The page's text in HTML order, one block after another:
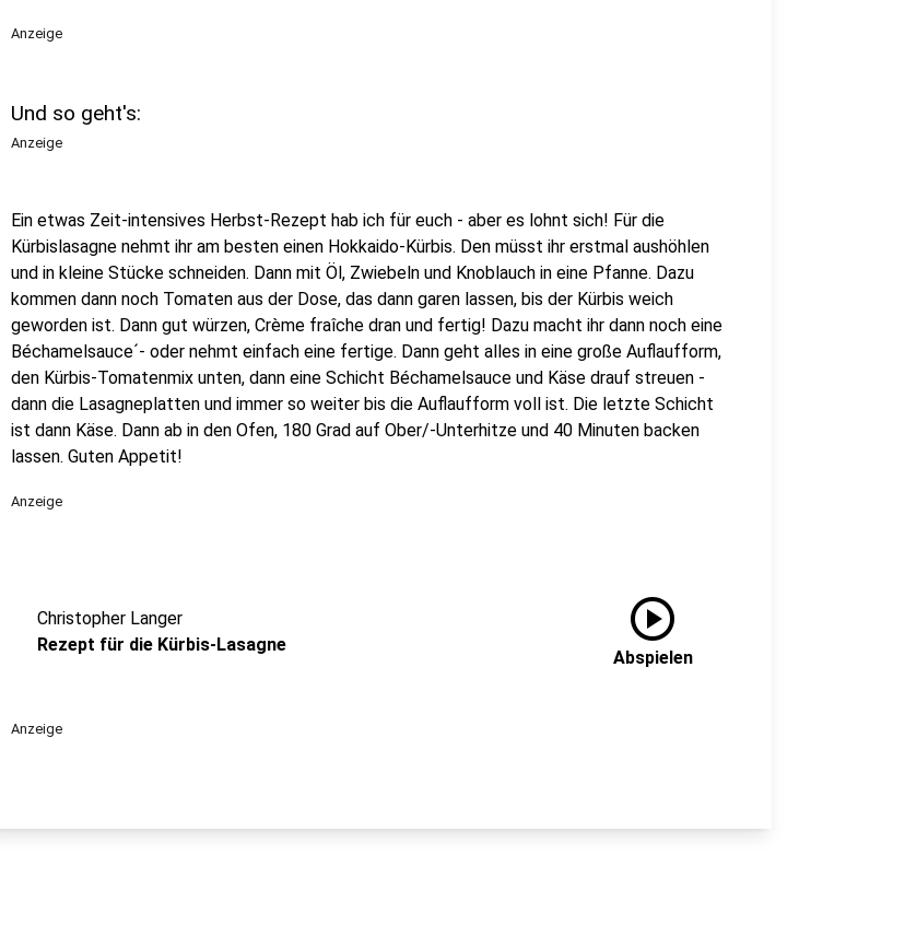
Anzeige
Und so geht's:
Anzeige
Ein etwas Zeit-intensives Herbst-Rezept hab ich für euch - aber es lohnt sich! Für die
Kürbislasagne nehmt ihr am besten einen Hokkaido-Kürbis. Den müsst ihr erstmal aushöhlen
und in kleine Stücke schneiden. Dann mit Öl, Zwiebeln und Knoblauch in eine Pfanne. Dazu
kommen dann noch Tomaten aus der Dose, das dann garen lassen, bis der Kürbis weich
geworden ist. Dann gut würzen, Crème fraîche dran und fertig! Dazu macht ihr dann noch eine
Béchamelsauce´- oder nehmt einfach eine fertige. Dann geht alles in eine große Auflaufform,
den Kürbis-Tomatenmix unten, dann eine Schicht Béchamelsauce und Käse drauf streuen -
dann die Lasagneplatten und immer so weiter bis die Auflaufform voll ist. Die letzte Schicht
ist dann Käse. Dann ab in den Ofen, 180 Grad auf Ober/-Unterhitze und 40 Minuten backen
lassen. Guten Appetit!
Anzeige
Christopher Langer
Rezept für die Kürbis-Lasagne
play_circle
Abspielen
Anzeige